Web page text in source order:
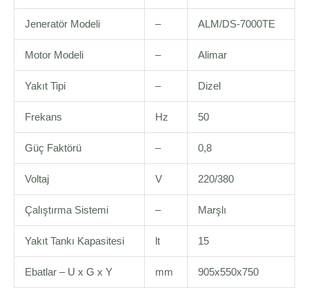
Jeneratör Modeli – ALM/DS-7000TE
Motor Modeli – Alimar
Yakıt Tipi – Dizel
Frekans Hz 50
Güç Faktörü – 0,8
Voltaj V 220/380
Çalıştırma Sistemi – Marşlı
Yakıt Tankı Kapasitesi lt 15
Ebatlar – U x G x Y mm 905x550x750